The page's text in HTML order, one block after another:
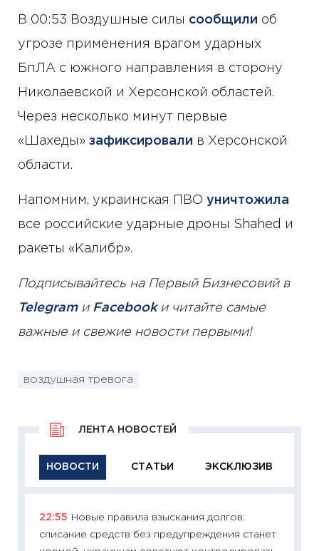
В 00:53 Воздушные силы сообщили об
угрозе применения врагом ударных
БпЛА с южного направления в сторону
Николаевской и Херсонской областей.
Через несколько минут первые
«Шахеды» зафиксировали в Херсонской
области.
Напомним, украинская ПВО уничтожила
все российские ударные дроны Shahed и
ракеты «Калибр».
Подписывайтесь на Первый Бизнесовий в
Telegramи Facebookи читайте самые
важные и свежие новости первыми!
воздушная тревога
НОВОСТИ СТАТЬИ ЭКСКЛЮЗИВ
ЛЕНТА НОВОСТЕЙ
22:55
Новые правила взыскания долгов:
списание средств без предупреждения станет